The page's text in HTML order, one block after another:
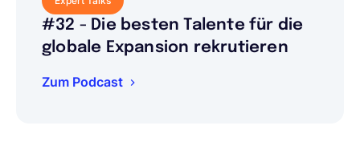
#32 - Die besten Talente für die
globale Expansion rekrutieren
Zum Podcast